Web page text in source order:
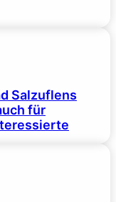
Salzuflens
für